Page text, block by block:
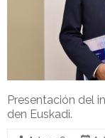
Presentación del
den Euskadi.